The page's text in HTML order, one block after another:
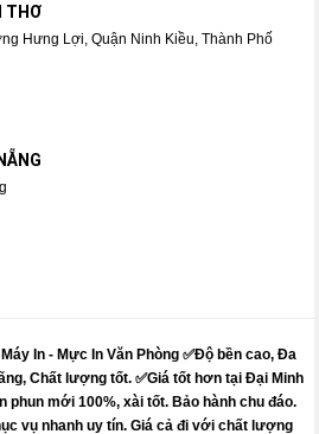
THƠ
Hưng Lợi, Quận Ninh Kiều, Thành Phố
In - Mực In Văn Phòng ✅Độ bền cao, Đa
Chất lượng tốt. ✅Giá tốt hơn tại Đại Minh
phun mới 100%, xài tốt. Bảo hành chu đáo.
vụ nhanh uy tín. Giá cả đi với chất lượng